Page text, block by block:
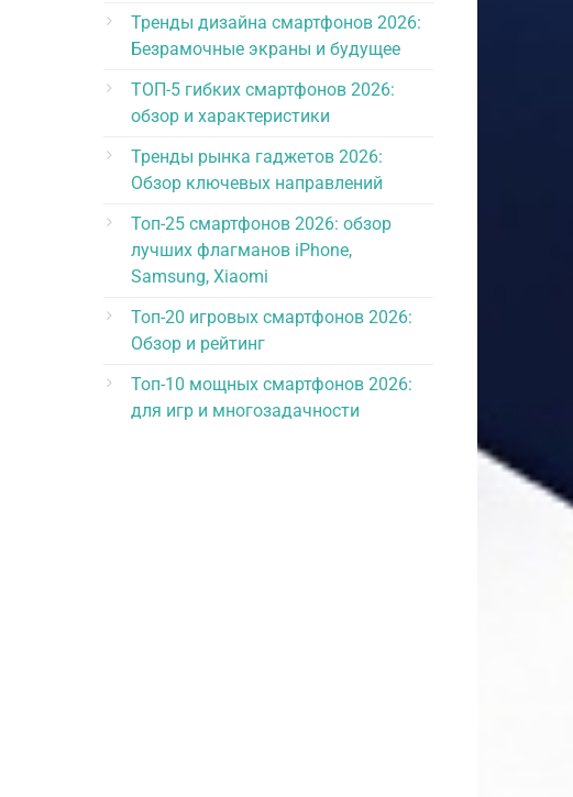
Тренды дизайна смартфонов 2026:
Безрамочные экраны и будущее
ТОП-5 гибких смартфонов 2026:
обзор и характеристики
Тренды рынка гаджетов 2026:
Обзор ключевых направлений
Топ-25 смартфонов 2026: обзор
лучших флагманов iPhone,
Samsung, Xiaomi
Топ-20 игровых смартфонов 2026:
Обзор и рейтинг
Топ-10 мощных смартфонов 2026:
для игр и многозадачности